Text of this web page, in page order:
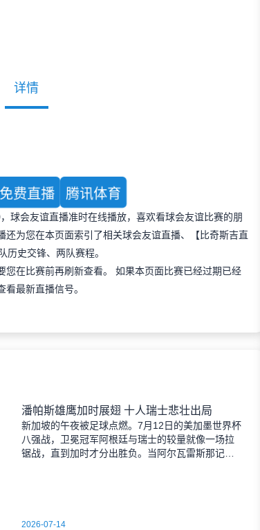
详情
免费直播 腾讯体育
球会友谊直播准时在线播放，喜欢看球会友谊比赛的朋
为您在本页面索引了相关球会友谊直播、【比奇斯吉直
史交锋、两队赛程。
您在比赛前再刷新查看。 如果本页面比赛已经过期已经
最新直播信号。
潘帕斯雄鹰加时展翅 十人瑞士悲壮出局
新加坡的午夜被足球点燃。7月12日的美加墨世界杯
八强战，卫冕冠军阿根廷与瑞士的较量就像一场拉
锯战，直到加时才分出胜负。当阿尔瓦雷斯那记弧
2026-07-14